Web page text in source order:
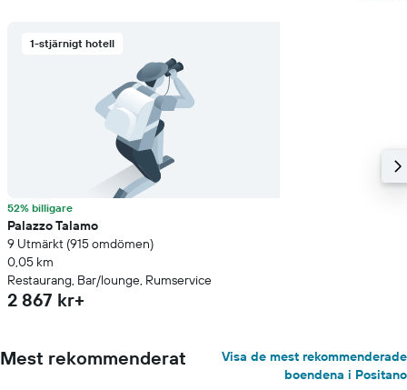
1-stjärnigt hotell
52% billigare
Palazzo Talamo
9 Utmärkt (915 omdömen)
0,05 km
Restaurang, Bar/lounge, Rumservice
2 867 kr+
Mest rekommenderat
Visa de mest rekommenderade
boendena i Positano